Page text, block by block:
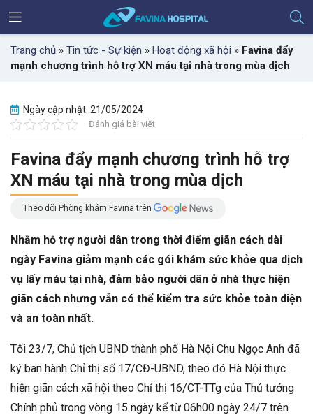
Trang chủ » Tin tức - Sự kiện » Hoạt động xã hội » Favina đẩy
mạnh chương trình hỗ trợ XN máu tại nhà trong mùa dịch
Ngày cập nhật: 21/05/2024
Đánh giá bài viết
Favina đẩy mạnh chương trình hỗ trợ
XN máu tại nhà trong mùa dịch
Theo dõi Phòng khám Favina trên
Nhằm hỗ trợ người dân trong thời điểm giãn cách dài
ngày Favina giảm mạnh các gói khám sức khỏe qua dịch
vụ lấy máu tại nhà, đảm bảo người dân ở nhà thực hiện
giãn cách nhưng vẫn có thể kiểm tra sức khỏe toàn diện
và an toàn nhất.
Tối 23/7, Chủ tịch UBND thành phố Hà Nội Chu Ngọc Anh đã
ký ban hành Chỉ thị số 17/CĐ-UBND, theo đó Hà Nội thực
hiện giãn cách xã hội theo Chỉ thị 16/CT-TTg của Thủ tướng
Chính phủ trong vòng 15 ngày kể từ 06h00 ngày 24/7 trên